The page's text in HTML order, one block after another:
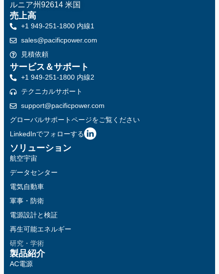
ルニア州92614 米国
ソリューション
航空宇宙
データセンター
電気自動車
軍事・防衛
電源設計と検証
再生可能エネルギー
研究・学術
製品紹介
AC電源
売上高
+1 949-251-1800 内線1
sales@pacificpower.com
見積依頼
サービス＆サポート
+1 949-251-1800 内線2
テクニカルサポート
support@pacificpower.com
グローバルサポートページをご覧ください
LinkedInでフォローする